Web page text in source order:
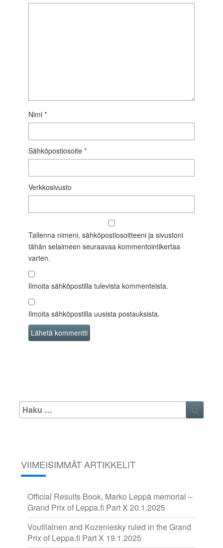
Nimi *
Sähköpostiosoite *
Verkkosivusto
Tallenna nimeni, sähköpostiosoitteeni ja sivustoni
tähän selaimeen seuraavaa kommentointikertaa
varten.
Ilmoita sähköpostilla tulevista kommenteista.
Ilmoita sähköpostilla uusista postauksista.
Etsi:
VIIMEISIMMÄT ARTIKKELIT
Official Results Book, Marko Leppä memorial –
Grand Prix of Leppa.fi Part X 20.1.2025
Voutilainen and Kozeniesky ruled in the Grand
Prix of Leppa.fi Part X 19.1.2025